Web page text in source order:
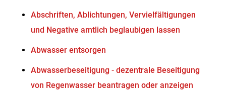
Abschriften, Ablichtungen, Vervielfältigungen
und Negative amtlich beglaubigen lassen
Abwasser entsorgen
Abwasserbeseitigung - dezentrale Beseitigung
von Regenwasser beantragen oder anzeigen